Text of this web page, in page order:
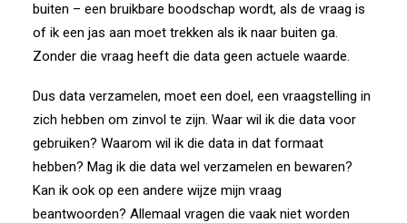
buiten – een bruikbare boodschap wordt, als de vraag is
of ik een jas aan moet trekken als ik naar buiten ga.
Zonder die vraag heeft die data geen actuele waarde.
Dus data verzamelen, moet een doel, een vraagstelling in
zich hebben om zinvol te zijn. Waar wil ik die data voor
gebruiken? Waarom wil ik die data in dat formaat
hebben? Mag ik die data wel verzamelen en bewaren?
Kan ik ook op een andere wijze mijn vraag
beantwoorden? Allemaal vragen die vaak niet worden